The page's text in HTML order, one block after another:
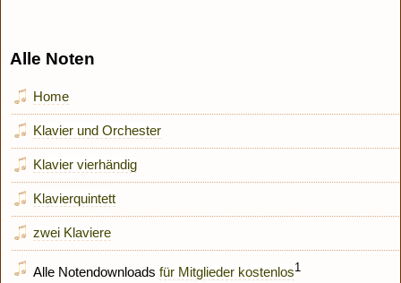
Alle Noten
Home
Klavier und Orchester
Klavier vierhändig
Klavierquintett
zwei Klaviere
Alle Notendownloads für Mitglieder kostenlos1